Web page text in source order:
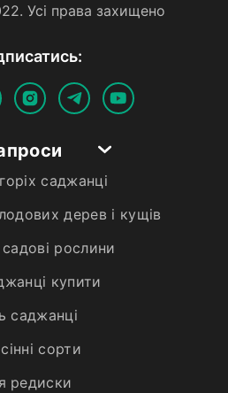
Усi права захищено
саджанці
дерев і кущів
рослини
купити
саджанці
сорти
редиски